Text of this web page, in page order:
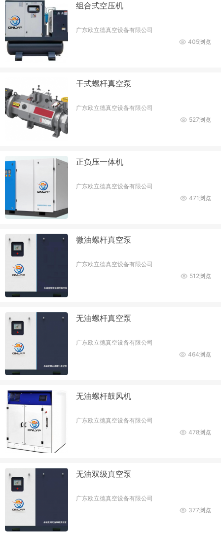
组合式空压机
广东欧立德真空设备有限公司
405浏览
干式螺杆真空泵
广东欧立德真空设备有限公司
527浏览
正负压一体机
广东欧立德真空设备有限公司
471浏览
微油螺杆真空泵
广东欧立德真空设备有限公司
512浏览
无油螺杆真空泵
广东欧立德真空设备有限公司
464浏览
无油螺杆鼓风机
广东欧立德真空设备有限公司
478浏览
无油双级真空泵
广东欧立德真空设备有限公司
377浏览